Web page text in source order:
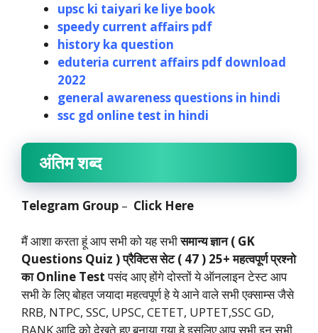
upsc ki taiyari ke liye book
speedy current affairs pdf
history ka question
eduteria current affairs pdf download
2022
general awareness questions in hindi
ssc gd online test in hindi
अंतिम शब्द
Telegram Group – Click Here
मैं आशा करता हूं आप सभी को यह सभीसमान्य ज्ञान ( GK
Questions Quiz ) प्रैक्टिस सेट ( 47 ) 25+ महत्वपूर्ण प्रश्नो
का Online Testपसंद आए होंगे दोस्तों ये ऑनलाइन टेस्ट आप
सभी के लिए बोहत जयादा महत्वपूर्ण हे ये आने वाले सभी एक्साम्स जैसे
RRB, NTPC, SSC, UPSC, CETET, UPTET,SSC GD,